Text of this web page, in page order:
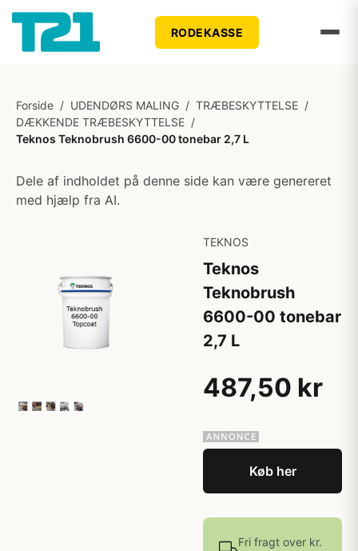
RODEKASSE
Forside / UDENDØRS MALING / TRÆBESKYTTELSE /
DÆKKENDE TRÆBESKYTTELSE /
Teknos Teknobrush 6600-00 tonebar 2,7 L
Dele af indholdet på denne side kan være genereret
med hjælp fra AI.
TEKNOS
Teknos
Teknobrush
6600-00 tonebar
2,7 L
487,50 kr
Køb her
Fri fragt over kr.